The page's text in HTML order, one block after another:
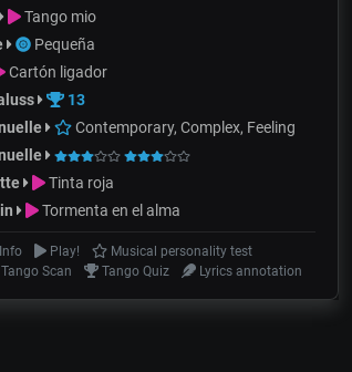
Tango mio
Pequeña
Cartón ligador
13
Contemporary, Complex, Feeling
Tinta roja
Tormenta en el alma
Info Play!
Musical personality test
Scan Tango Quiz Lyrics annotation